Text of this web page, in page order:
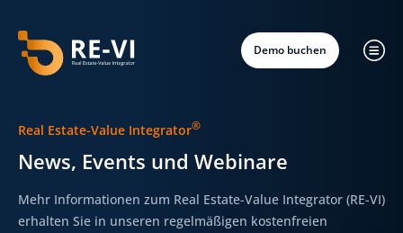
Demo buchen
Real Estate-Value Integrator®
News, Events und Webinare
Mehr Informationen zum Real Estate-Value Integrator (RE-VI)
erhalten Sie in unseren regelmäßigen kostenfreien